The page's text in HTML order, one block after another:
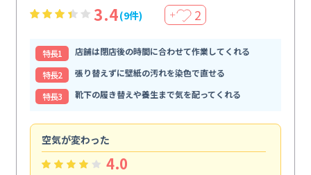
3.4(9件) ＋ 2
特⻑1
店舗は閉店後の時間に合わせて作業してくれる
特⻑2
張り替えずに壁紙の汚れを染色で直せる
特⻑3
靴下の履き替えや養生まで気を配ってくれる
空気が変わった
4.0